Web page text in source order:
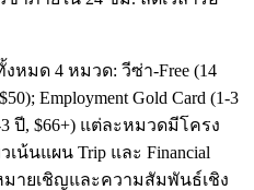
หมด 4 หมวด: วีซ่า-Free (14
Employment Gold Card (1-3
3 ปี, $66+) แต่ละหมวดมีโครง
นแผน Trip และ Financial
มายเชิญและความสัมพันธ์เชิง